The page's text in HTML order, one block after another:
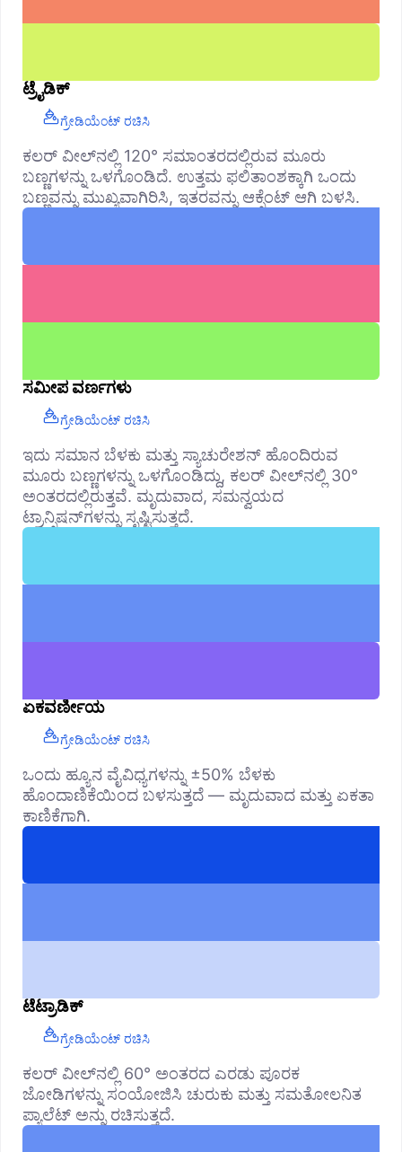
ಟ್ರೈಡಿಕ್
ಗ್ರೇಡಿಯೆಂಟ್ ರಚಿಸಿ
ಕಲರ್ ವೀಲ್‌ನಲ್ಲಿ 120° ಸಮಾಂತರದಲ್ಲಿರುವ ಮೂರು
ಬಣ್ಣಗಳನ್ನು ಒಳಗೊಂಡಿದೆ. ಉತ್ತಮ ಫಲಿತಾಂಶಕ್ಕಾಗಿ ಒಂದು
ಬಣ್ಣವನ್ನು ಮುಖ್ಯವಾಗಿರಿಸಿ, ಇತರವನ್ನು ಆಕ್ಸೆಂಟ್ ಆಗಿ ಬಳಸಿ.
ಸಮೀಪ ವರ್ಣಗಳು
ಗ್ರೇಡಿಯೆಂಟ್ ರಚಿಸಿ
ಇದು ಸಮಾನ ಬೆಳಕು ಮತ್ತು ಸ್ಯಾಚುರೇಶನ್ ಹೊಂದಿರುವ
ಮೂರು ಬಣ್ಣಗಳನ್ನು ಒಳಗೊಂಡಿದ್ದು, ಕಲರ್ ವೀಲ್‌ನಲ್ಲಿ 30°
ಅಂತರದಲ್ಲಿರುತ್ತವೆ. ಮೃದುವಾದ, ಸಮನ್ವಯದ
ಟ್ರಾನ್ಸಿಷನ್‌ಗಳನ್ನು ಸೃಷ್ಟಿಸುತ್ತದೆ.
ಏಕವರ್ಣೀಯ
ಗ್ರೇಡಿಯೆಂಟ್ ರಚಿಸಿ
ಒಂದು ಹ್ಯೂನ ವೈವಿಧ್ಯಗಳನ್ನು ±50% ಬೆಳಕು
ಹೊಂದಾಣಿಕೆಯಿಂದ ಬಳಸುತ್ತದೆ — ಮೃದುವಾದ ಮತ್ತು ಏಕತಾ
ಕಾಣಿಕೆಗಾಗಿ.
ಟೆಟ್ರಾಡಿಕ್
ಗ್ರೇಡಿಯೆಂಟ್ ರಚಿಸಿ
ಕಲರ್ ವೀಲ್‌ನಲ್ಲಿ 60° ಅಂತರದ ಎರಡು ಪೂರಕ
ಜೋಡಿಗಳನ್ನು ಸಂಯೋಜಿಸಿ ಚುರುಕು ಮತ್ತು ಸಮತೋಲನಿತ
ಪ್ಯಾಲೆಟ್ ಅನ್ನು ರಚಿಸುತ್ತದೆ.